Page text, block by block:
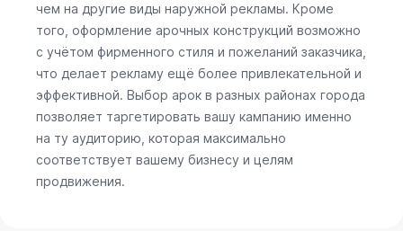
чем на другие виды наружной рекламы. Кроме
того, оформление арочных конструкций возможно
с учётом фирменного стиля и пожеланий заказчика,
что делает рекламу ещё более привлекательной и
эффективной. Выбор арок в разных районах города
позволяет таргетировать вашу кампанию именно
на ту аудиторию, которая максимально
соответствует вашему бизнесу и целям
продвижения.